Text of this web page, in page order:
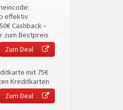
effektiv
Cashback –
zum Bestpreis
Zum Deal
mit 75€
Kreditkarten
Zum Deal